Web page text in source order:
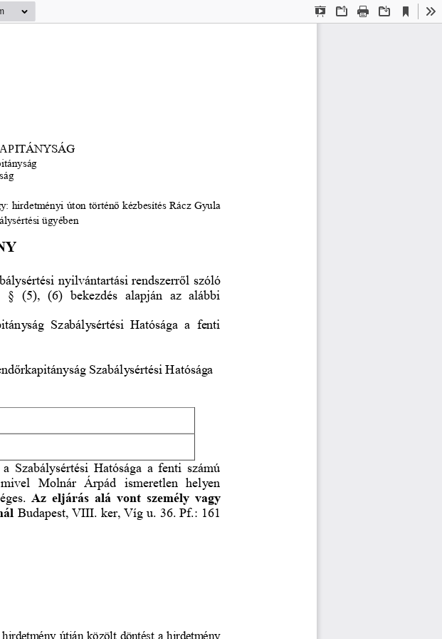
Presentation
OpenPrint Download
Current
View
ITÁNYSÁG
hirdetményi úton történő kézbesítés Rácz Gyula
ügyében
si nyilvántartási rendszerről szóló
(5),  (6)  bekezdés  alapján  az  alábbi
Szabálysértési  Hatósága  a  fenti
őrkapitányság Szabálysértési Hatósága
Szabálysértési Hatósága a fenti számú
mivel  Molnár  Árpád  ismeretlen  helyen
Az eljárás alá vont személy vagy
Budapest, VIII. ker, Víg u. 36. Pf.: 161
útján közölt döntést a hirdetmény